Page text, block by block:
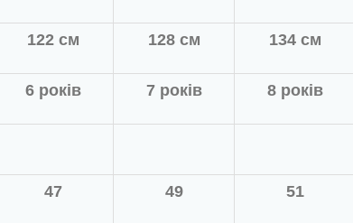
122 см 128 см 134 см
6 років 7 років 8 років
47 49 51